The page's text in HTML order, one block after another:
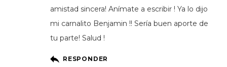
amistad sincera! Anímate a escribir ! Ya lo dijo
mi carnalito Benjamin !! Sería buen aporte de
tu parte! Salud !
RESPONDER